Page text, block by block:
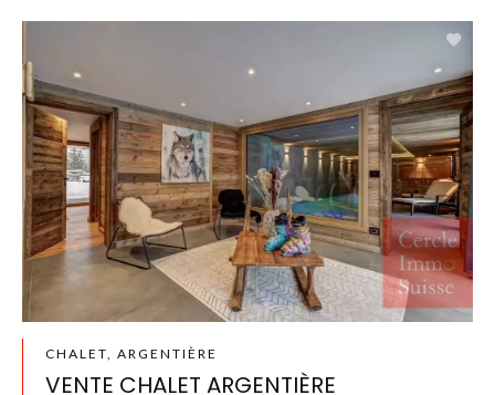
CHALET, ARGENTIÈRE
VENTE CHALET ARGENTIÈRE